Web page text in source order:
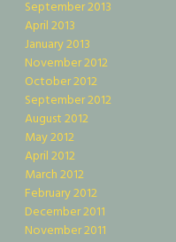
September 2013
April 2013
January 2013
November 2012
October 2012
September 2012
August 2012
May 2012
April 2012
March 2012
February 2012
December 2011
November 2011